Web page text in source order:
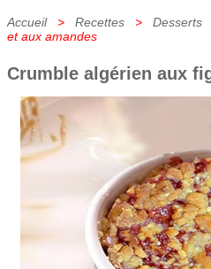
Accueil> Recettes > Desserts
et aux amandes
Crumble algérien aux